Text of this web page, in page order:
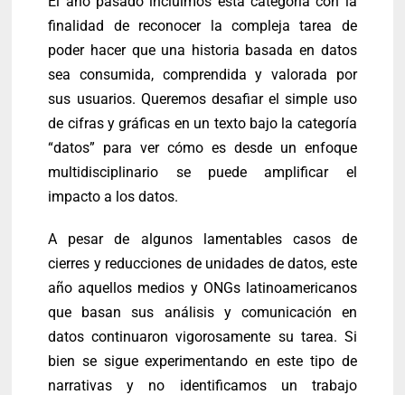
finalidad de reconocer la compleja tarea de
poder hacer que una historia basada en datos
sea consumida, comprendida y valorada por
sus usuarios. Queremos desafiar el simple uso
de cifras y gráficas en un texto bajo la categoría
“datos” para ver cómo es desde un enfoque
multidisciplinario se puede amplificar el
impacto a los datos.
A pesar de algunos lamentables casos de
cierres y reducciones de unidades de datos, este
año aquellos medios y ONGs latinoamericanos
que basan sus análisis y comunicación en
datos continuaron vigorosamente su tarea. Si
bien se sigue experimentando en este tipo de
narrativas y no identificamos un trabajo